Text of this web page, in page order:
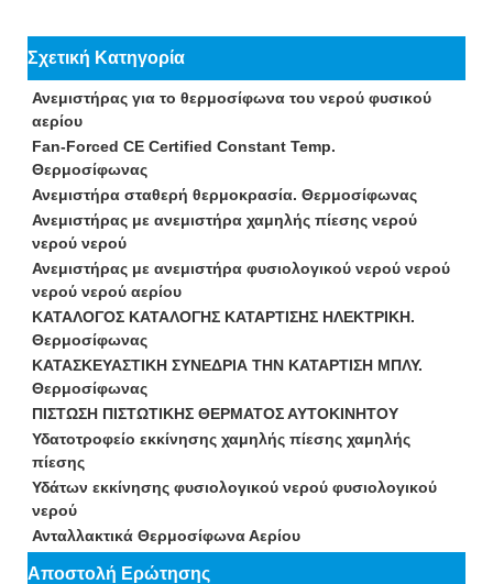
Σχετική Κατηγορία
Ανεμιστήρας για το θερμοσίφωνα του νερού φυσικού
αερίου
Fan-Forced CE Certified Constant Temp.
Θερμοσίφωνας
Ανεμιστήρα σταθερή θερμοκρασία. Θερμοσίφωνας
Ανεμιστήρας με ανεμιστήρα χαμηλής πίεσης νερού
νερού νερού
Ανεμιστήρας με ανεμιστήρα φυσιολογικού νερού νερού
νερού νερού αερίου
ΚΑΤΑΛΟΓΟΣ ΚΑΤΑΛΟΓΗΣ ΚΑΤΑΡΤΙΣΗΣ ΗΛΕΚΤΡΙΚΗ.
Θερμοσίφωνας
ΚΑΤΑΣΚΕΥΑΣΤΙΚΗ ΣΥΝΕΔΡΙΑ ΤΗΝ ΚΑΤΑΡΤΙΣΗ ΜΠΛΥ.
Θερμοσίφωνας
ΠΙΣΤΩΣΗ ΠΙΣΤΩΤΙΚΗΣ ΘΕΡΜΑΤΟΣ ΑΥΤΟΚΙΝΗΤΟΥ
Υδατοτροφείο εκκίνησης χαμηλής πίεσης χαμηλής
πίεσης
Υδάτων εκκίνησης φυσιολογικού νερού φυσιολογικού
νερού
Ανταλλακτικά Θερμοσίφωνα Αερίου
Αποστολή Ερώτησης